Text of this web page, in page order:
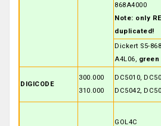
868A4000
Note: only
duplicated!
Dickert S5-
A4L06,
DIGICODE
300.000
310.000
DC5010,
DC5042,
GOL4C